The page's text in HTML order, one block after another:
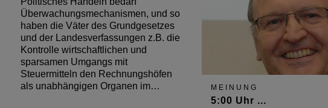
Überwachungsmechanismen, und so
haben die Väter des Grundgesetzes
und der Landesverfassungen z.B. die
Kontrolle wirtschaftlichen und
sparsamen Umgangs mit
Steuermitteln den Rechnungshöfen
als unabhängigen Organen im…
MEINUNG
5:00 Uhr ...